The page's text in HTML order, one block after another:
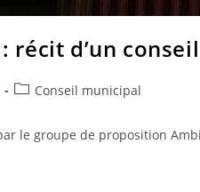
récit d’un
PostConseil municipal
le groupe de proposition